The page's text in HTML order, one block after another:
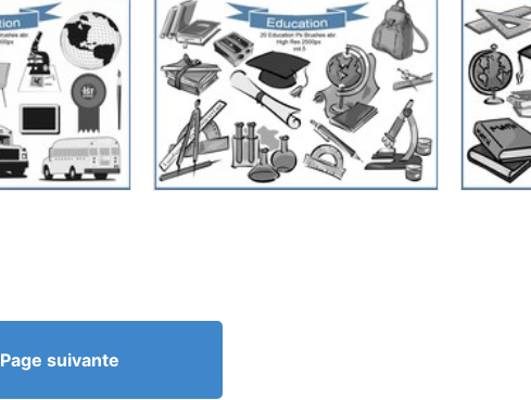
Page suivante